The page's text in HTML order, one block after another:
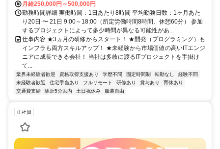
月給250,000円～500,000円
勤務時間詳細 実働時間：1日あたり8時間 平均勤務日数：1ヶ月あた
り20日 〜 21日 9:00～18:00（所定労働時間8時間、休憩60分） 参加
するプロジェクトによって多少時間が異なる可能性があ...
仕事内容 ★3ヵ月の研修からスタート！ ★開発（プログラミング）も
インフラも両方スキルアップ！ ★未経験から市場価値の高いITエンジ
ニアに成長できる会社！ 当社は多岐に渡るITプロジェクトを手掛け
て...
業界未経験者歓迎 資格取得支援あり 学歴不問 固定時間制 転勤なし
経験不問
未経験者歓迎
住宅手当あり フルリモート 研修あり 賞与あり
育休あり
交通費支給
駅近5分以内 土日祝休み 服装自由
正社員